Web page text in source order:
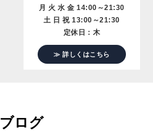
月 火 水 金 14:00～21:30
土 日 祝 13:00～21:30
定休日：木
≫ 詳しくはこちら
ブログ